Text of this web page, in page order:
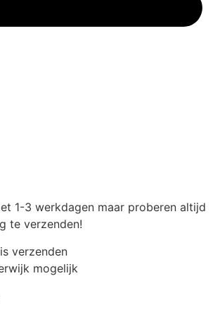
1-3 werkdagen maar proberen altijd
te verzenden!
verzenden
mogelijk